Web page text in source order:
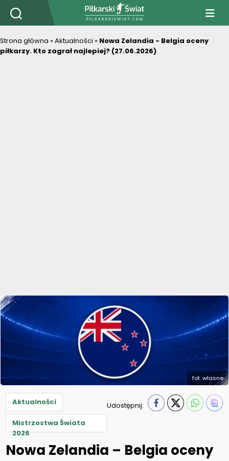
PiłkarskiSwiat.com
Strona główna »Aktualności » Nowa Zelandia - Belgia oceny
piłkarzy. Kto zagrał najlepiej? (27.06.2026)
fot. własne
Aktualności
Mistrzostwa Świata
2026
Udostępnij:
Nowa Zelandia – Belgia oceny